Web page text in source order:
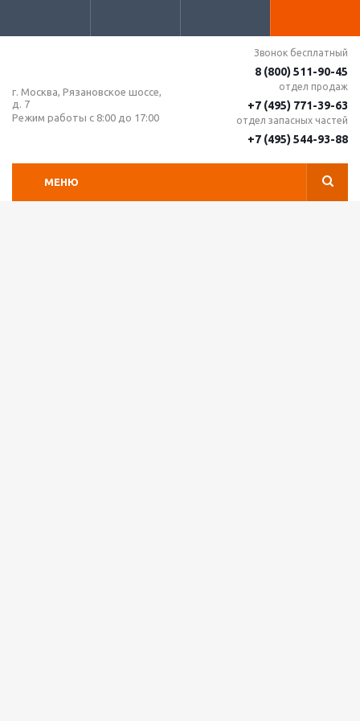
г. Москва, Рязановское шоссе,
д. 7
Режим работы с 8:00 до 17:00
Звонок бесплатный
8 (800) 511-90-45
отдел продаж
+7 (495) 771-39-63
отдел запасных частей
+7 (495) 544-93-88
МЕНЮ